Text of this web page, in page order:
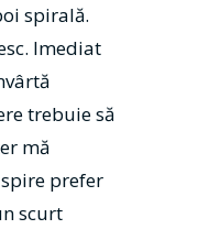
spirală.
Imediat
trebuie să
mă
prefer
scurt